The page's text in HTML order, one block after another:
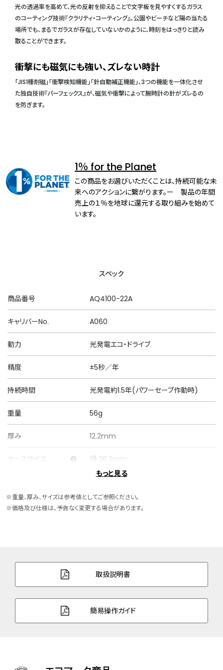
光の透過率を高めて、光の反射を抑えることで文字板を見やすくするガラス
のコーティング技術『クラリティ・コーティング』。公園やビーチなど陽の当たる
場所でも、まるでガラスが存在していないかのように、時刻をはっきりと読み
取ることができます。
衝撃にも磁気にも強い、ズレない時計
「JIS1種耐磁」「衝撃検知機能」「針自動補正機能」、3つの機能を一体化させ
た独自技術『パーフェックス』が、磁気や衝撃によって腕時計の針がズレるの
を防ぎます。
1％ for the Planet
この商品をお選びいただくことは、持続可能な未
来へのアクションに繋がります。ー 製品の年間
売上の１％を地球に還元する取り組みを始めて
います。
スペック
商品番号 AQ4100-22A
キャリバーNo. A060
動力 光発電エコ・ドライブ
精度 ±5秒／年
持続時間 光発電約1.5年(パワーセーブ作動時)
重量 56g
厚み 12.2mm
ケースサイズ 横 38.3mm
ケース表面処理 デュラテクトプラチナ(ライトシルバー色)
バンド幅 19.0mm
バンド調整可能サイ
150～196mm
もっと見る
※重量、厚み、サイズは参考値としてご参照ください。
※価格及び仕様は、予告なく変更する場合があります。
取扱説明書
簡易操作ガイド